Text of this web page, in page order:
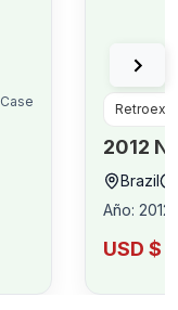
Case
2012
Brazil
Año: 2012
USD $